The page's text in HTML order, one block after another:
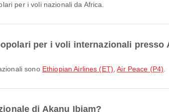
per i voli nazionali da Africa.
per i voli internazionali presso
sono Ethiopian Airlines (ET) ,Air Peace (P4)
di Akanu Ibiam?